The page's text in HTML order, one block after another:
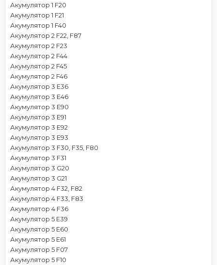
Акумулятор 1 F20
Акумулятор 1 F21
Акумулятор 1 F40
Акумулятор 2 F22, F87
Акумулятор 2 F23
Акумулятор 2 F44
Акумулятор 2 F45
Акумулятор 2 F46
Акумулятор 3 E36
Акумулятор 3 E46
Акумулятор 3 E90
Акумулятор 3 E91
Акумулятор 3 E92
Акумулятор 3 E93
Акумулятор 3 F30, F35, F80
Акумулятор 3 F31
Акумулятор 3 G20
Акумулятор 3 G21
Акумулятор 4 F32, F82
Акумулятор 4 F33, F83
Акумулятор 4 F36
Акумулятор 5 E39
Акумулятор 5 E60
Акумулятор 5 E61
Акумулятор 5 F07
Акумулятор 5 F10